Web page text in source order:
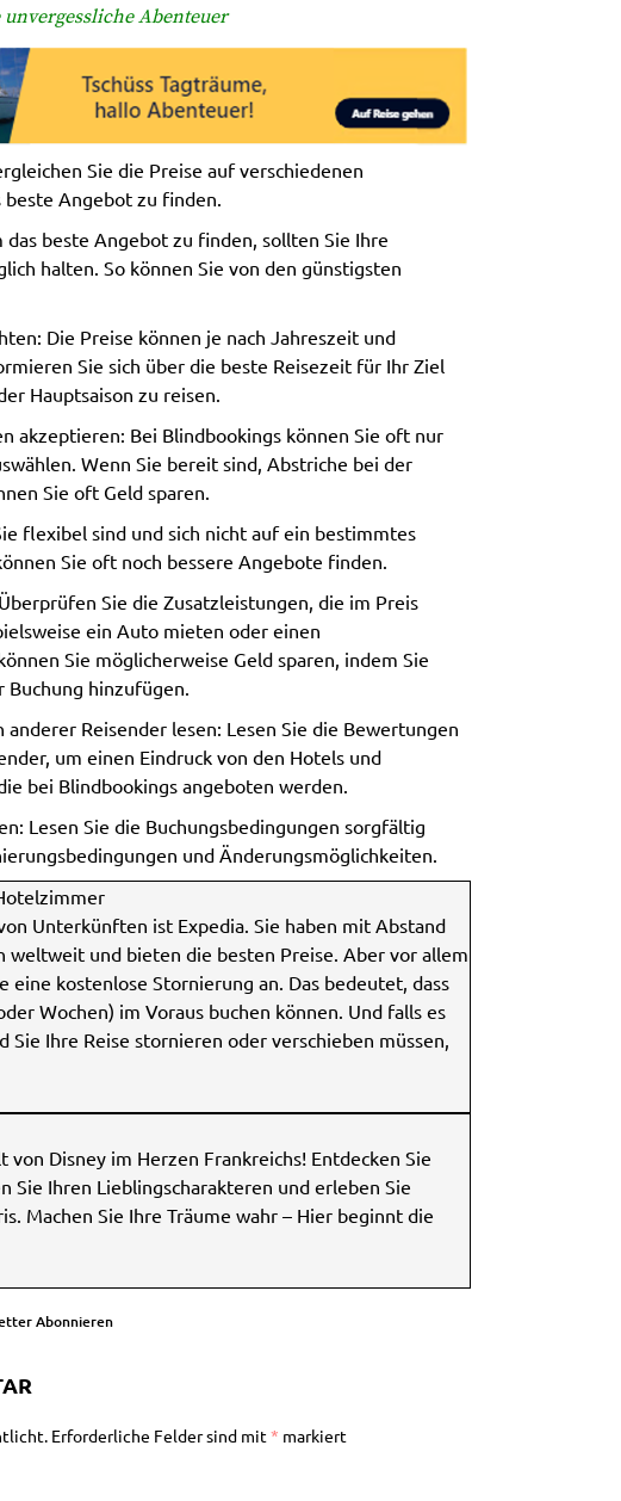
Abenteuer
Sie die Preise auf verschiedenen
Angebot zu finden.
beste Angebot zu finden, sollten Sie Ihre
halten. So können Sie von den günstigsten
Die Preise können je nach Jahreszeit und
Sie sich über die beste Reisezeit für Ihr Ziel
Hauptsaison zu reisen.
akzeptieren: Bei Blindbookings können Sie oft nur
Wenn Sie bereit sind, Abstriche bei der
Sie oft Geld sparen.
flexibel sind und sich nicht auf ein bestimmtes
Sie oft noch bessere Angebote finden.
Sie die Zusatzleistungen, die im Preis
ein Auto mieten oder einen
Sie möglicherweise Geld sparen, indem Sie
hinzufügen.
Reisender lesen: Lesen Sie die Bewertungen
um einen Eindruck von den Hotels und
bei Blindbookings angeboten werden.
Lesen Sie die Buchungsbedingungen sorgfältig
und Änderungsmöglichkeiten.
Unterkünften ist Expedia. Sie haben mit Abstand
und bieten die besten Preise. Aber vor allem
kostenlose Stornierung an. Das bedeutet, dass
Wochen) im Voraus buchen können. Und falls es
Ihre Reise stornieren oder verschieben müssen,
von Disney im Herzen Frankreichs! Entdecken Sie
Sie Ihren Lieblingscharakteren und erleben Sie
Machen Sie Ihre Träume wahr – Hier beginnt die
Abonnieren
Erforderliche Felder sind mit* markiert